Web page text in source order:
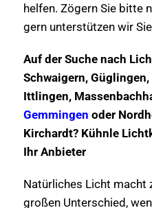
helfen. Zögern Sie bitte
gern unterstützen wir
Auf der Suche nach
Schwaigern,
Ittlingen,
Gemmingen oder
Kirchardt? Kühnle
Ihr Anbieter
Natürliches Licht macht
großen Unterschied,